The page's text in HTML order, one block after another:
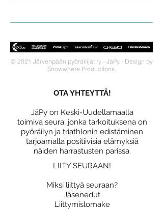
© 2021 Järvenpään pyöräilijät ry - JäPy - Design by
Snowwhere Productions.
OTA YHTEYTTÄ!
JäPy on Keski-Uudellamaalla
toimiva seura, jonka tarkoituksena on
pyöräilyn ja triathlonin edistäminen
tarjoamalla positiivisia elämyksiä
näiden harrastusten parissa.
LIITY SEURAAN!
Miksi liittyä seuraan?
Jäsenedut
Liittymislomake